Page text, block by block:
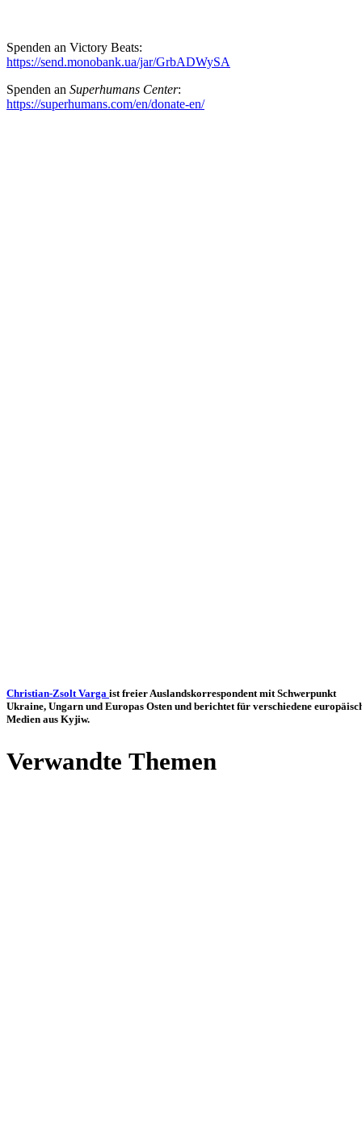
Spenden an Victory Beats:
https://send.monobank.ua/jar/GrbADWySA
Spenden an Super­hu­mans Center:
https://superhumans.com/en/donate-en/
Chris­tian-Zsolt Varga ist freier Aus­lands­kor­re­spon­dent mit Schwer­punkt
Ukraine, Ungarn und Europas Osten und berich­tet für ver­schie­dene
Medien aus Kyjiw.
Ver­wandte Themen